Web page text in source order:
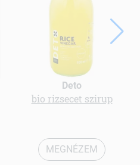
Deto
bio rizsecet szirup
MEGNÉZEM